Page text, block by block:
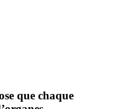
que chaque